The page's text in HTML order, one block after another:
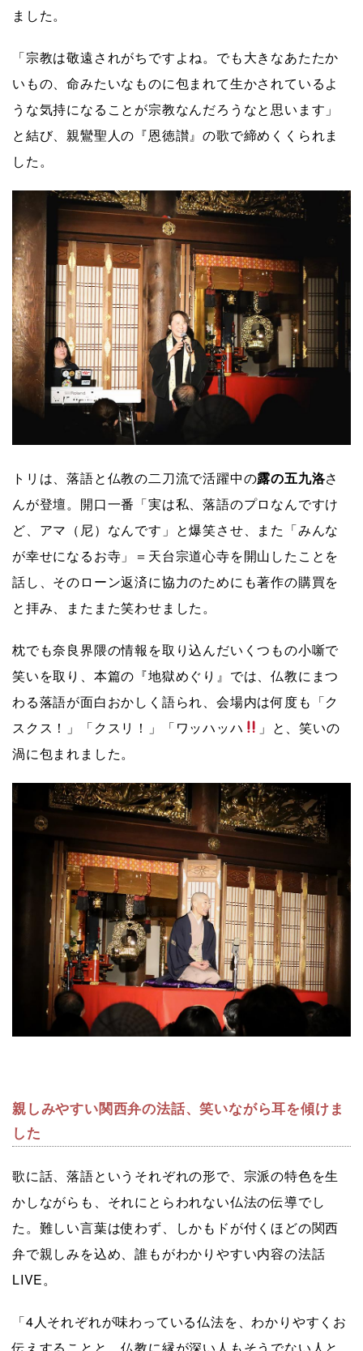
ました。
「宗教は敬遠されがちですよね。でも大きなあたたか
いもの、命みたいなものに包まれて生かされているよ
うな気持になることが宗教なんだろうなと思います」
と結び、親鸞聖人の『恩徳讃』の歌で締めくくられま
した。
トリは、落語と仏教の二刀流で活躍中の露の五九洛さ
んが登壇。開口一番「実は私、落語のプロなんですけ
ど、アマ（尼）なんです」と爆笑させ、また「みんな
が幸せになるお寺」＝天台宗道心寺を開山したことを
話し、そのローン返済に協力のためにも著作の購買を
と拝み、またまた笑わせました。
枕でも奈良界隈の情報を取り込んだいくつもの小噺で
笑いを取り、本篇の『地獄めぐり』では、仏教にまつ
わる落語が面白おかしく語られ、会場内は何度も「ク
スクス！」「クスリ！」「ワッハッハ
」と、笑いの
渦に包まれました。
親しみやすい関西弁の法話、笑いながら耳を傾けま
した
歌に話、落語というそれぞれの形で、宗派の特色を生
かしながらも、それにとらわれない仏法の伝導でし
た。難しい言葉は使わず、しかもドが付くほどの関西
弁で親しみを込め、誰もがわかりやすい内容の法話
LIVE。
「4人それぞれが味わっている仏法を、わかりやすくお